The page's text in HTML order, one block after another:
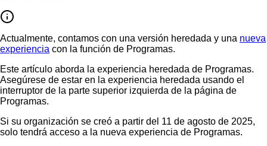
Actualmente, contamos con una versión heredada y una nueva
experiencia con la función de Programas.
Este artículo aborda la experiencia heredada de Programas.
Asegúrese de estar en la experiencia heredada usando el
interruptor de la parte superior izquierda de la página de
Programas.
Si su organización se creó a partir del 11 de agosto de 2025,
solo tendrá acceso a la nueva experiencia de Programas.